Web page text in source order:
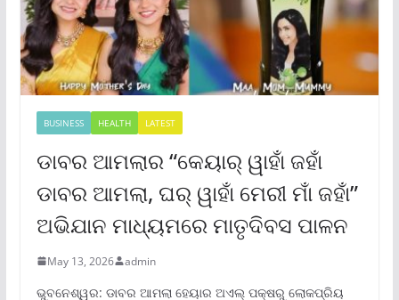
BUSINESS HEALTH LATEST
ଡାବର ଆମଲାର “କେୟାର୍ ୱାହାଁ ଜହାଁ
ଡାବର ଆମଲା, ଘର୍ ୱାହାଁ ମେରୀ ମାଁ ଜହାଁ”
ଅଭିଯାନ ମାଧ୍ୟମରେ ମାତୃଦିବସ ପାଳନ
May 13, 2026 admin
ଭୁବନେଶ୍ୱର: ଡାବର ଆମଲା ହେୟାର ଅଏଲ୍ ପକ୍ଷରୁ ଲୋକପ୍ରିୟ